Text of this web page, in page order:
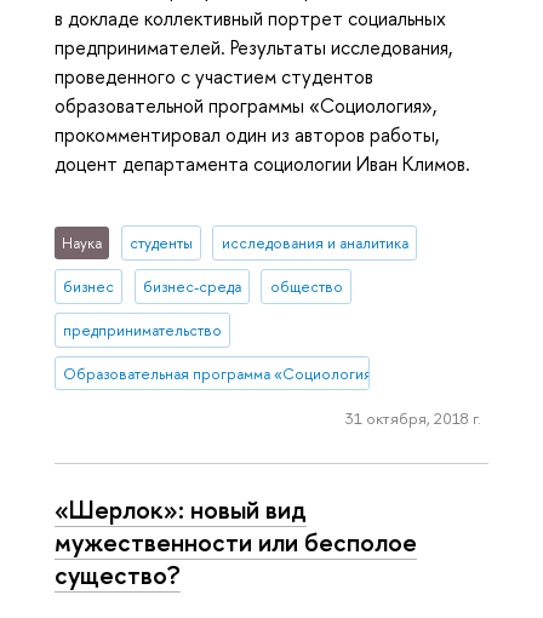
в докладе коллективный портрет социальных
предпринимателей. Результаты исследования,
проведенного с участием студентов
образовательной программы «Социология»,
прокомментировал один из авторов работы,
доцент департамента социологии Иван Климов.
Наука студенты исследования и аналитика
бизнес бизнес-среда общество
предпринимательство
Образовательная программа «Социология»
31 октября, 2018 г.
«Шерлок»: новый вид
мужественности или бесполое
существо?